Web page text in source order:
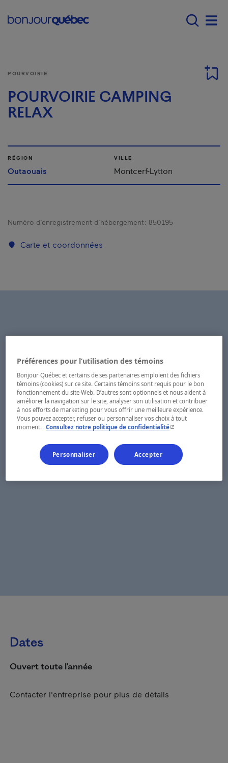
Main navigation -
POURVOIRIE
POURVOIRIE CAMPING
RELAX
RÉGION
Outaouais
VILLE
Montcerf-Lytton
Numéro d’enregistrement d’hébergement : 850195
Carte et coordonnées
Dates
Ouvert toute l'année
Contacter l'entreprise pour plus de détails
Préférences pour l’utilisation des témoins
Bonjour Québec et certains de ses partenaires emploient des fichiers
témoins (cookies) sur ce site. Certains témoins sont requis pour le bon
fonctionnement du site Web. D’autres sont optionnels et nous aident à
améliorer la navigation sur le site, analyser son utilisation et contribuer
à nos efforts de marketing pour vous offrir une meilleure expérience.
Vous pouvez accepter, refuser ou personnaliser vos choix à tout
moment. Consultez notre politique de confidentialité- Cet hyperlien
Personnaliser Accepter